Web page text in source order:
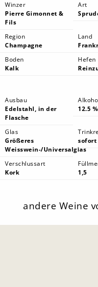
Winzer
Pierre Gimonnet &
Fils
Art
Region
Champagne
Land
Boden
Kalk
Hefen
Ausbau
Edelstahl, in der
Flasche
12.5 %
Glas
Größeres
Weisswein-/Universalglas
sofort
Verschlussart
Kork
1,5
andere Weine